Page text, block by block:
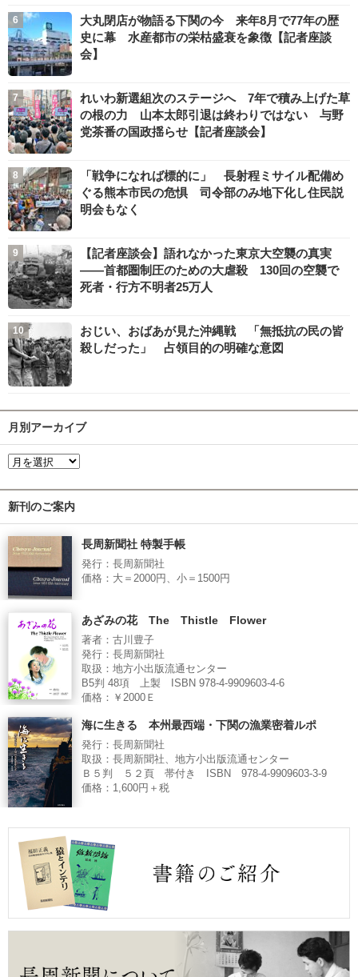
大丸閉店が物語る下関の今 来年8月で77年の歴
史に幕 水産都市の栄枯盛衰を象徴【記者座談
会】
れいわ新選組次のステージへ 7年で積み上げた草
の根の力 山本太郎引退は終わりではない 与野
党茶番の国政揺らせ【記者座談会】
「戦争になれば標的に」 長射程ミサイル配備め
ぐる熊本市民の危惧 司令部のみ地下化し住民説
明会もなく
【記者座談会】語れなかった東京大空襲の真実
――首都圏制圧のための大虐殺 130回の空襲で
死者・行方不明者25万人
おじい、おばあが見た沖縄戦 「無抵抗の民の皆
殺しだった」 占領目的の明確な意図
月別アーカイブ
新刊のご案内
長周新聞社 特製手帳
発行：長周新聞社
価格：大＝2000円、小＝1500円
あざみの花 The Thistle Flower
著者：古川豊子
発行：長周新聞社
取扱：地方小出版流通センター
B5判 48項 上製 ISBN 978-4-9909603-4-6
価格：￥2000Ｅ
海に生きる 本州最西端・下関の漁業密着ルポ
発行：長周新聞社
取扱：長周新聞社、地方小出版流通センター
Ｂ５判 ５２頁 帯付き ISBN 978-4-9909603-3-9
価格：1,600円＋税